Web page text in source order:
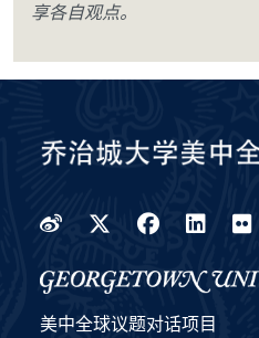
享各自观点。
WeiboTwitter
美中全球议题对话项目